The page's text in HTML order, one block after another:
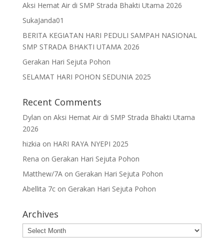
Aksi Hemat Air di SMP Strada Bhakti Utama 2026
SukaJanda01
BERITA KEGIATAN HARI PEDULI SAMPAH NASIONAL
SMP STRADA BHAKTI UTAMA 2026
Gerakan Hari Sejuta Pohon
SELAMAT HARI POHON SEDUNIA 2025
Recent Comments
Dylan on Aksi Hemat Air di SMP Strada Bhakti Utama
2026
hizkia on HARI RAYA NYEPI 2025
Rena on Gerakan Hari Sejuta Pohon
Matthew/7Aon Gerakan Hari Sejuta Pohon
Abellita 7con Gerakan Hari Sejuta Pohon
Archives
Archives